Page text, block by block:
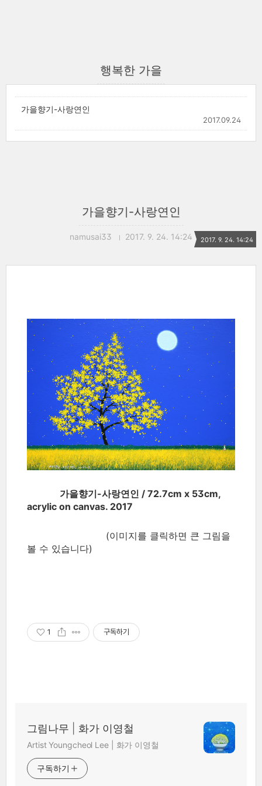
행복한 가을
가을향기-사랑연인
2017.09.24
가을향기-사랑연인
namusai33 2017. 9. 24. 14:24 2017. 9. 24. 14:24
가을향기-사랑연인 / 72.7cm x 53cm,
acrylic on canvas. 2017
(이미지를 클릭하면 큰 그림을
볼 수 있습니다)
1 구독하기
그림나무 | 화가 이영철
Artist Youngcheol Lee | 화가 이영철
구독하기